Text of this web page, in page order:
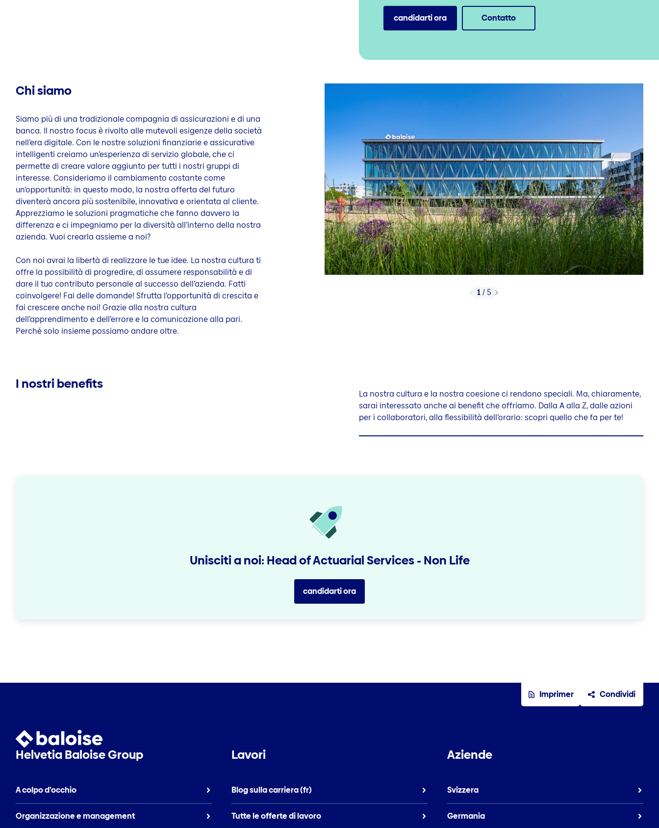
candidarti ora Contatto
Chi siamo
Siamo più di una tradizionale compagnia di assicurazioni e di una
banca. Il nostro focus è rivolto alle mutevoli esigenze della società
nell’era digitale. Con le nostre soluzioni finanziarie e assicurative
intelligenti creiamo un’esperienza di servizio globale, che ci
permette di creare valore aggiunto per tutti i nostri gruppi di
interesse. Consideriamo il cambiamento costante come
un’opportunità: in questo modo, la nostra offerta del futuro
diventerà ancora più sostenibile, innovativa e orientata al cliente.
Apprezziamo le soluzioni pragmatiche che fanno davvero la
differenza e ci impegniamo per la diversità all’interno della nostra
azienda. Vuoi crearla assieme a noi?
Con noi avrai la libertà di realizzare le tue idee. La nostra cultura ti
offre la possibilità di progredire, di assumere responsabilità e di
dare il tuo contributo personale al successo dell’azienda. Fatti
coinvolgere! Fai delle domande! Sfrutta l’opportunità di crescita e
fai crescere anche noi! Grazie alla nostra cultura
dell’apprendimento e dell’errore e la comunicazione alla pari.
Perché solo insieme possiamo andare oltre.
1/5
I nostri benefits
La nostra cultura e la nostra coesione ci rendono speciali. Ma, chiaramente,
sarai interessato anche ai benefit che offriamo. Dalla A alla Z, dalle azioni
per i collaboratori, alla flessibilità dell’orario: scopri quello che fa per te!
Unisciti a noi: Head of Actuarial Services - Non Life
candidarti ora
Imprimer Condividi
Helvetia Baloise Group
A colpo d’occhio
Organizzazione e management
Lavori
Blog sulla carriera (fr)
Tutte le offerte di lavoro
Aziende
Svizzera
Germania